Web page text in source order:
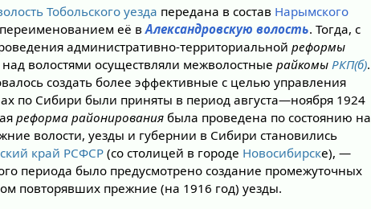
Тобольского уезда передана в состав Нарымского
её вАлександровскую волость. Тогда, с
административно-территориальнойреформы
над волостями осуществляли межволостныерайкомыРКП(б).
создать более эффективные с целью управления
по Сибири были приняты в период августа—ноября 1924
реформа районирования была проведена по состоянию на
волости, уезды и губернии в Сибири становились
край РСФСР (со столицей в городе Новосибирске), —
периода было предусмотрено создание промежуточных
повторявших прежние (на 1916 год) уезды.